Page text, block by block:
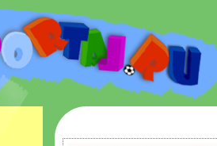
их родителям, учителям и